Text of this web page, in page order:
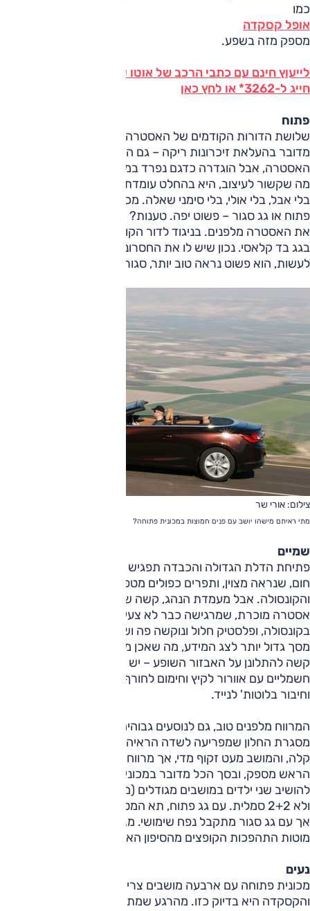
כמו
אופל קסקדה
מספק מזה בשפע.
לייעוץ חינם עם כתבי הרכב של אוטו על אופל קסקדה הרכב
חייג ל-3262* או לחץ כאן
פתוח
שלושת הדורות הקודמים של האסטרה הוצעו בגרסה פתוחה, ולא
מדובר בהעלאת זיכרונות ריקה – גם הקסקדה מבוססת על
האסטרה, אבל הוגדרה כדגם נפרד במטרה לכוון גבוה יותר. בכל
מה שקשור לעיצוב, היא בהחלט עומדת במשימה – זו מכונית יפה.
בלי אבל, בלי אולי, בלי סימני שאלה. מכל כיוון, בכל מצב, עם גג
פתוח או גג סגור – פשוט יפה. טענות? היא מזכירה קצת יותר מדי
את האסטרה מלפנים. בניגוד לדור הקודם, בחרו הפעם באופל
בגג בד קלאסי. נכון שיש לו את החסרונות שלו, אבל אין מה
לעשות, הוא פשוט נראה טוב יותר, סגור או פתוח.
צילום: אורי שר
מתי ראיתם מישהו יושב עם פנים חמוצות במכונית פתוחה?
שמיים
פתיחת הדלת הגדולה והכבדה תפגיש אתכם עם שפע של עור
חום, שנראה מצוין, ותפרים כפולים מטפסים גם על הדלתות
והקונסולה. אבל מעמדת הנהג, קשה שלא להרגיש שזו אותה
אסטרה מוכרת, שמרגישה כבר לא צעירה, עם עודף כפתורים
בקונסולה, ופלסטיק חלול ונוקשה פה ושם. בנוסף, ציפינו למצוא
מסך גדול יותר לצג המידע, מה שאכן מוצע בחו"ל כאופציה. אבל
קשה להתלונן על האבזור השופע – יש פנסי קסנון, מושבים
חשמליים עם אוורור לקיץ וחימום לחורף, בקרות אקלים ושיוט,
וחיבור בלוטות' לנייד.
המרווח מלפנים טוב, גם לנוסעים גבוהים, אך אלו התלוננו על
מסגרת החלון שמפריעה לשדה הראיה. הכניסה לאחור לא ממש
קלה, והמושב מעט זקוף מדי, אך מרווח הרגליים טוב ומרווח
הראש מספק, ובסך הכל מדובר במכונית לארבעה, כולל אפשרות
להושיב שני ילדים במושבים מגודלים (ממש לא דבר מובן מאליו),
ולא 2+2 סמלית. עם גג פתוח, תא המטען רדוד מאוד, כמצופה,
אך עם גג סגור מתקבל נפח שימושי. מבחינת הבטיחות, יש שני
מוטות התהפכות הקופצים מהסיפון האחורי במקרה הצורך.
נעים
מכונית פתוחה עם ארבעה מושבים צריכה להיות קודם כל נעימה,
והקסקדה היא בדיוק כזו. מהרגע שמתמקמים מאחורי ההגה